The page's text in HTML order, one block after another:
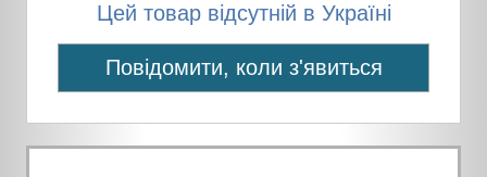
Цей товар відсутній в Україні
Повідомити, коли з'явиться